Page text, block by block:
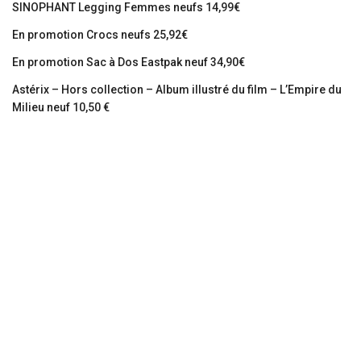
SINOPHANT Legging Femmes neufs 14,99€
En promotion Crocs neufs 25,92€
En promotion Sac à Dos Eastpak neuf 34,90€
Astérix – Hors collection – Album illustré du film – L’Empire du
Milieu neuf 10,50 €